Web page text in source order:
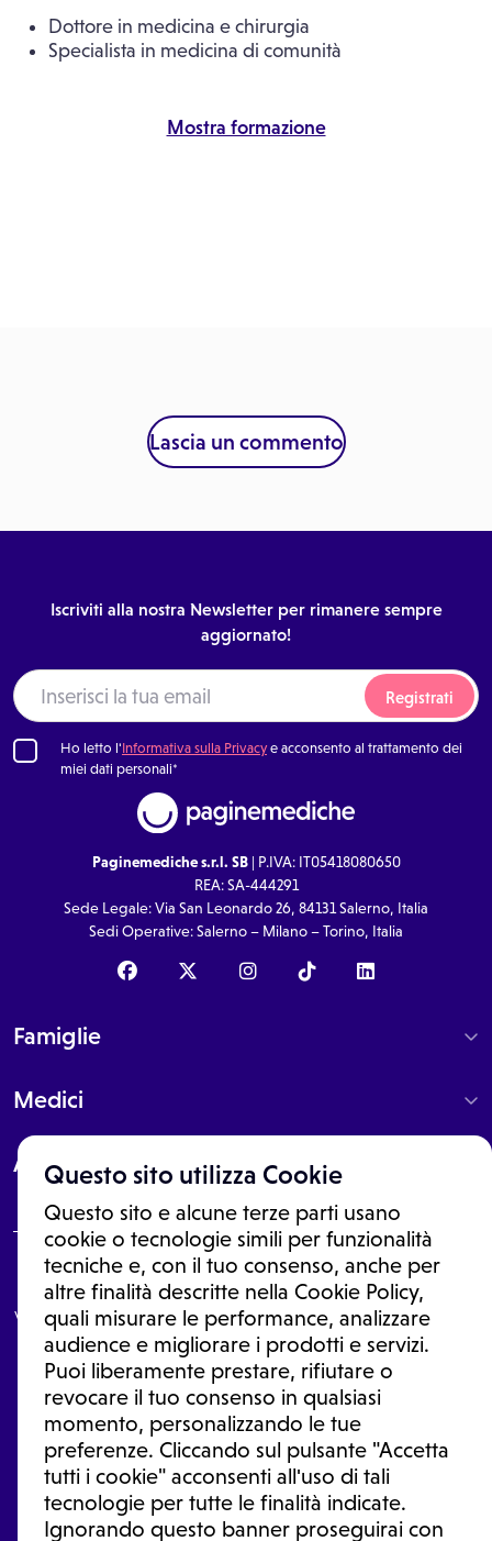
Questo sito utilizza Cookie
Questo sito e alcune terze parti usano
cookie o tecnologie simili per funzionalità
tecniche e, con il tuo consenso, anche per
altre finalità descritte nella Cookie Policy,
quali misurare le performance, analizzare
audience e migliorare i prodotti e servizi.
Puoi liberamente prestare, rifiutare o
revocare il tuo consenso in qualsiasi
momento, personalizzando le tue
preferenze. Cliccando sul pulsante "Accetta
tutti i cookie" acconsenti all'uso di tali
tecnologie per tutte le finalità indicate.
Ignorando questo banner proseguirai con
Dottore in medicina e chirurgia
Specialista in medicina di comunità
Mostra formazione
Lascia un commento
Iscriviti alla nostra Newsletter per rimanere sempre
aggiornato!
Registrati
Ho letto l'Informativa sulla Privacye acconsento al trattamento dei
miei dati personali*
Paginemediche s.r.l. SB| P.IVA: IT05418080650
REA: SA-444291
Sede Legale: Via San Leonardo 26, 84131 Salerno, Italia
Sedi Operative: Salerno – Milano – Torino, Italia
Famiglie
Medici
About
Le informazioni proposte in questo sito non sono un consulto medico.
In nessun caso, queste informazioni sostituiscono un consulto, una
visita o una diagnosi formulata dal medico. Non si devono considerare
le informazioni disponibili come suggerimenti per la formulazione di
una diagnosi, la determinazione di un trattamento o l'assunzione o
sospensione di un farmaco senza prima consultare un medico di
medicina generale o uno specialista.
Condizioni di utilizzo|Privacy Policy |Gestione Cookie
Ⓒ 2026 | Tutti i diritti riservati.